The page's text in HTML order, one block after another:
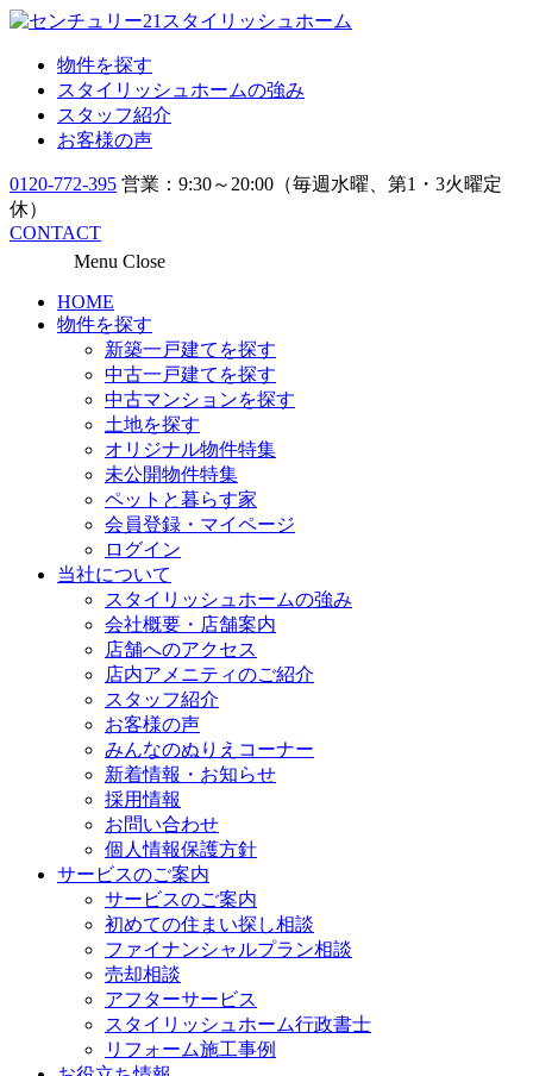
物件を探す
スタイリッシュホームの強み
スタッフ紹介
お客様の声
0120-772-395 営業：9:30～20:00（毎週水曜、第1・3火曜定
休）
CONTACT
Menu Close
HOME
物件を探す
新築一戸建てを探す
中古一戸建てを探す
中古マンションを探す
土地を探す
オリジナル物件特集
未公開物件特集
ペットと暮らす家
会員登録・マイページ
ログイン
当社について
スタイリッシュホームの強み
会社概要・店舗案内
店舗へのアクセス
店内アメニティのご紹介
スタッフ紹介
お客様の声
みんなのぬりえコーナー
新着情報・お知らせ
採用情報
お問い合わせ
個人情報保護方針
サービスのご案内
サービスのご案内
初めての住まい探し相談
ファイナンシャルプラン相談
売却相談
アフターサービス
スタイリッシュホーム行政書士
リフォーム施工事例